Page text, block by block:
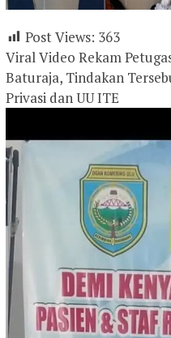
Post Views: 363
Viral Video Rekam
Baturaja, Tindakan
Privasi dan UU ITE